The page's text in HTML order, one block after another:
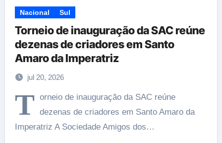
Nacional Sul
Torneio de inauguração da SAC reúne
dezenas de criadores em Santo
Amaro da Imperatriz
jul 20, 2026
T orneio de inauguração da SAC reúne
dezenas de criadores em Santo Amaro da
Imperatriz A Sociedade Amigos dos…